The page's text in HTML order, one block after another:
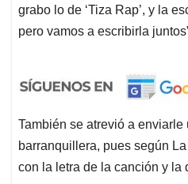
grabo lo de ‘Tiza Rap’, y la
pero vamos a escribirla
También se atrevió a enviarle
barranquillera, pues según
con la letra de la canción y la